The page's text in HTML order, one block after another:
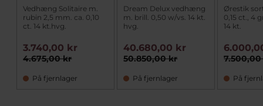
Vedhæng Solitaire m.
rubin 2,5 mm. ca. 0,10
ct. 14 kt.hvg.
4.675,00 kr
3.740,00 kr
På fjernlager
Dream Delux vedhæng
m. brill. 0,50 w/vs. 14 kt.
hvg.
50.850,00 kr
40.680,00 kr
På fjernlager
Ørestik
0,15 ct., 4
14 kt.
På